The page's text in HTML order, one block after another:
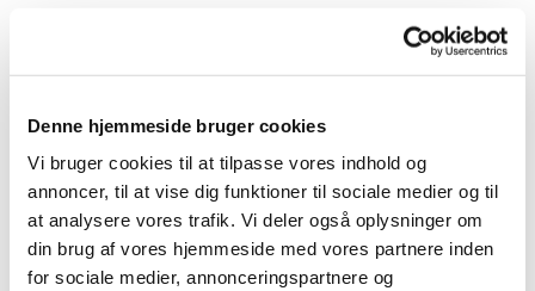
Denne hjemmeside bruger cookies
Vi bruger cookies til at tilpasse vores indhold og
annoncer, til at vise dig funktioner til sociale medier og til
at analysere vores trafik. Vi deler også oplysninger om
din brug af vores hjemmeside med vores partnere inden
for sociale medier, annonceringspartnere og
Du vil måske også kunne lide...